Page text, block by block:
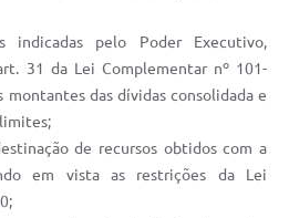
indicadas pelo Poder Executivo,
31 da Lei Complementar nº 101-
montantes das dívidas consolidada e
de recursos obtidos com a
em vista as restrições da Lei